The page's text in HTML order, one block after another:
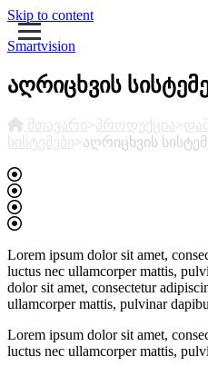
Skip to content
Smartvision
აღრიცხვის
მთავარი>პროდუქცია>
სისტემები>აღრიცხვის
Lorem ipsum dolor sit amet,
luctus nec ullamcorper mattis,
dolor sit amet, consectetur
ullamcorper mattis, pulvinar
Lorem ipsum dolor sit amet,
luctus nec ullamcorper mattis,